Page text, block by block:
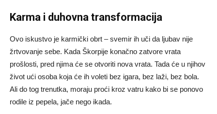
Karma i duhovna transformacija
Ovo iskustvo je karmički obrt – svemir ih uči da ljubav nije
žrtvovanje sebe. Kada Škorpije konačno zatvore vrata
prošlosti, pred njima će se otvoriti nova vrata. Tada će u njihov
život ući osoba koja će ih voleti bez igara, bez laži, bez bola.
Ali do tog trenutka, moraju proći kroz vatru kako bi se ponovo
rodile iz pepela, jače nego ikada.